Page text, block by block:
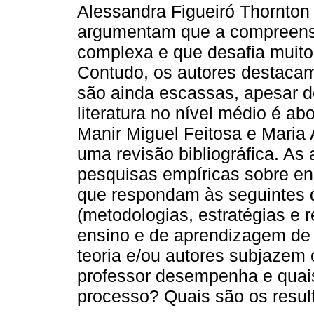
Alessandra Figueiró
argumentam que a
complexa e que desafia
Contudo, os autores
são ainda escassas, apesar
literatura no nível médio é
Manir Miguel Feitosa e
uma revisão bibliográfica. As
pesquisas empíricas sobre
que respondam às
(metodologias, estratégias e
ensino e de aprendizagem
teoria e/ou autores
professor desempenha e
processo? Quais são os